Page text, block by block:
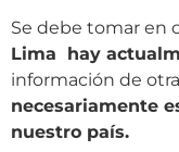
Se debe tomar en
Lima hay
información de
necesariamente
nuestro país.